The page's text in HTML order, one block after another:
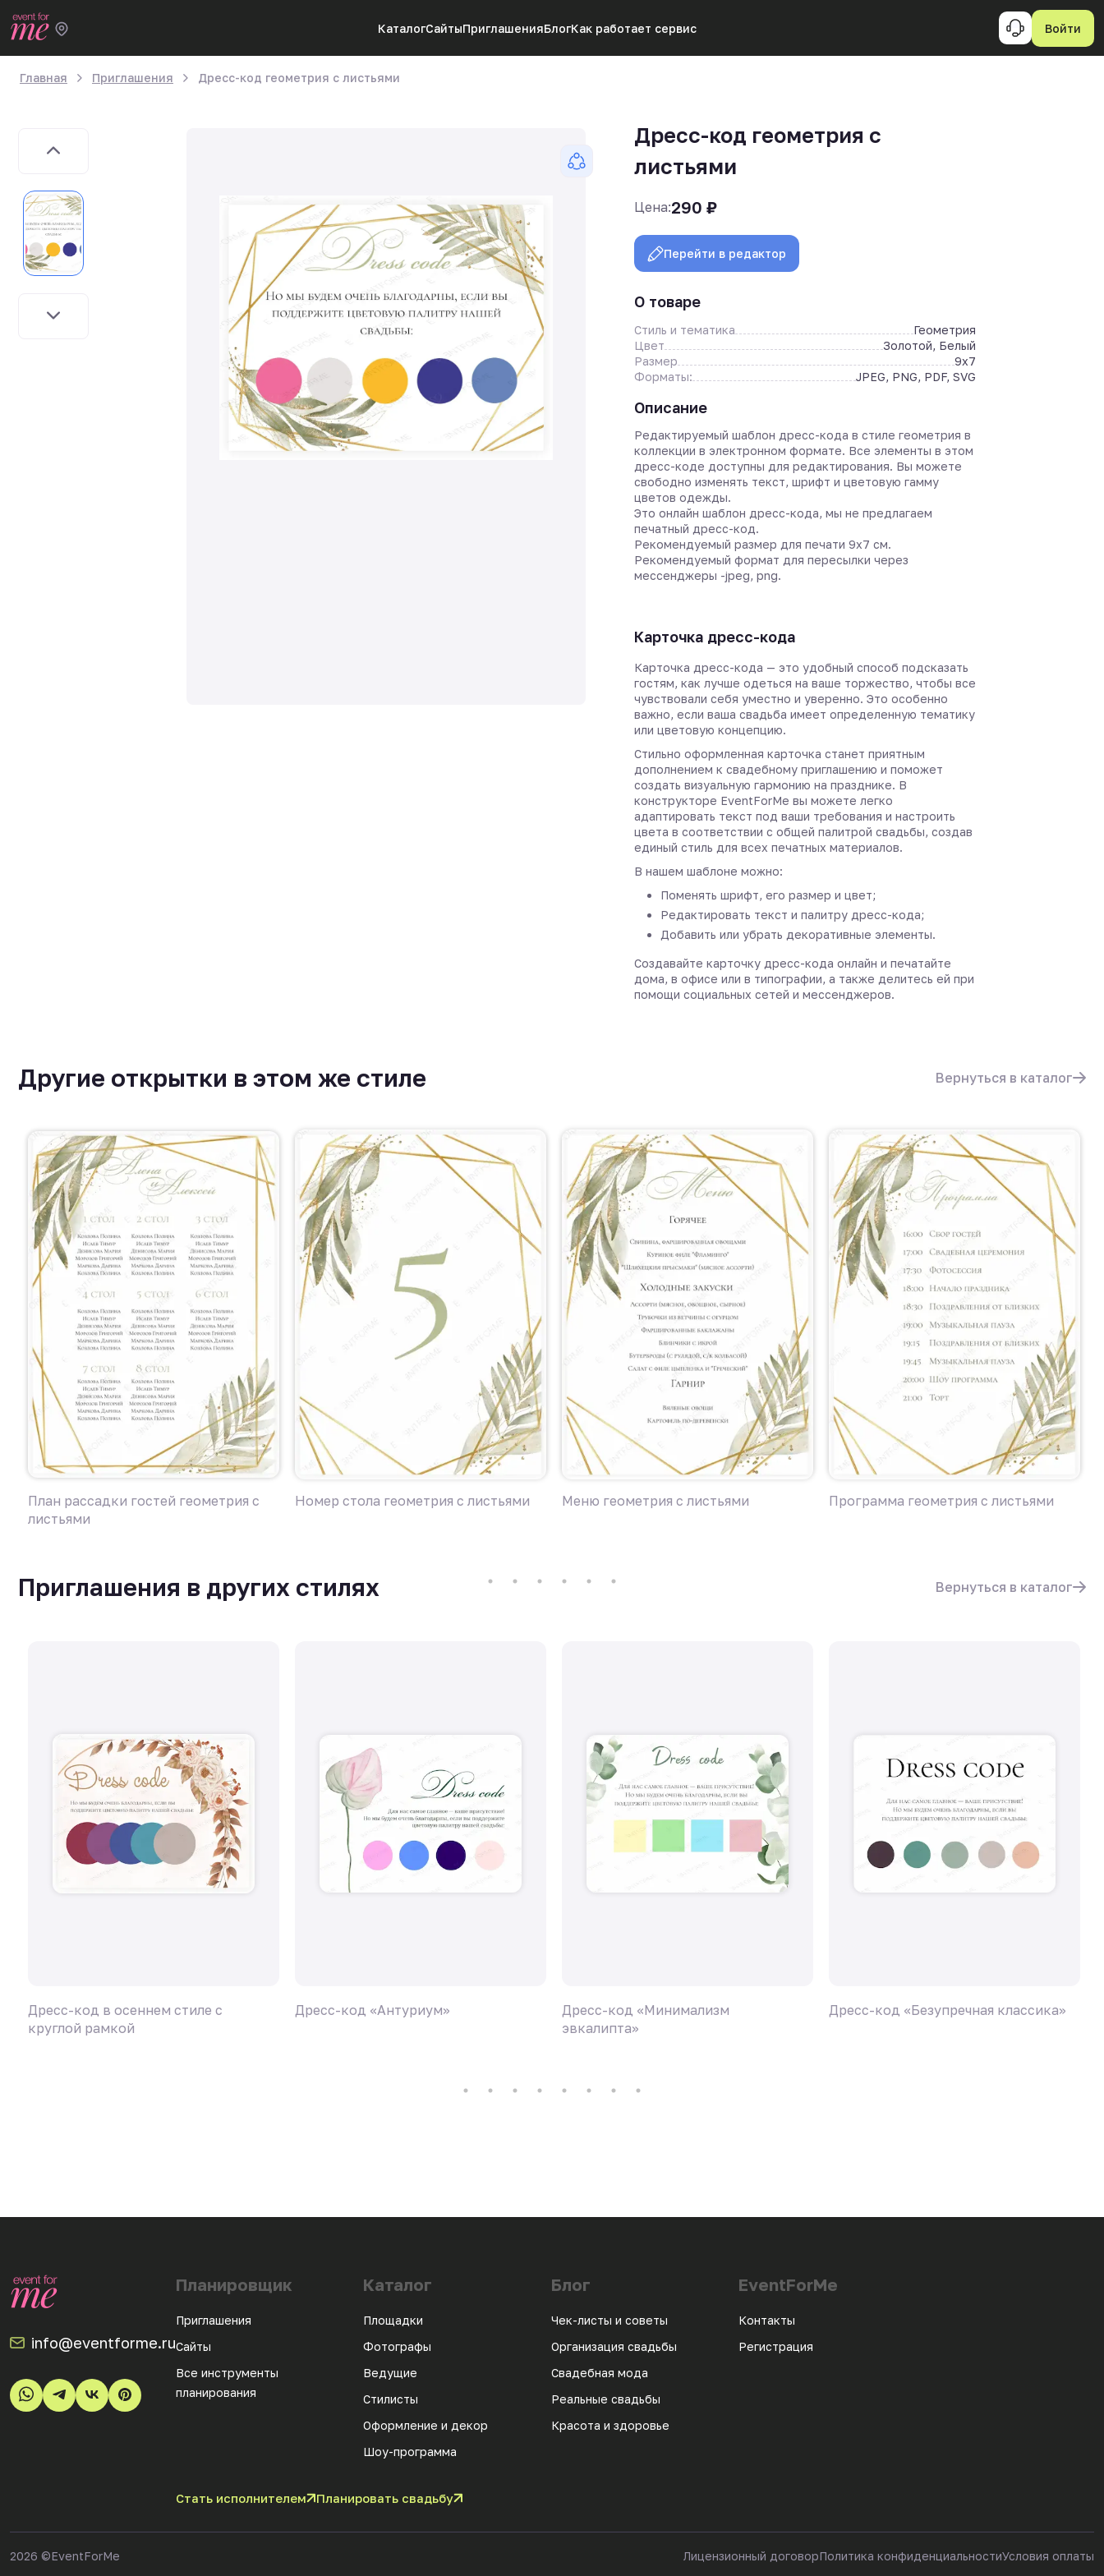
КаталогСайтыПриглашенияБлогКак работает сервис Войти
Главная Приглашения Дресс-код геометрия с листьями
Дресс-код геометрия с
листьями
Цена:290 ₽
Перейти в редактор
Описание
Редактируемый шаблон дресс-кода в стиле геометрия в
коллекции в электронном формате. Все элементы в этом
дресс-коде доступны для редактирования. Вы можете
свободно изменять текст, шрифт и цветовую гамму
цветов одежды.
Это онлайн шаблон дресс-кода, мы не предлагаем
печатный дресс-код.
Рекомендуемый размер для печати 9х7 см.
Рекомендуемый формат для пересылки через
мессенджеры -jpeg, png.
Карточка дресс-кода
Карточка дресс-кода — это удобный способ подсказать
гостям, как лучше одеться на ваше торжество, чтобы все
чувствовали себя уместно и уверенно. Это особенно
важно, если ваша свадьба имеет определенную тематику
или цветовую концепцию.
Стильно оформленная карточка станет приятным
дополнением к свадебному приглашению и поможет
создать визуальную гармонию на празднике. В
конструкторе EventForMe вы можете легко
адаптировать текст под ваши требования и настроить
цвета в соответствии с общей палитрой свадьбы, создав
единый стиль для всех печатных материалов.
В нашем шаблоне можно:
Поменять шрифт, его размер и цвет;
Редактировать текст и палитру дресс-кода;
Добавить или убрать декоративные элементы.
Создавайте карточку дресс-кода онлайн и печатайте
дома, в офисе или в типографии, а также делитесь ей при
помощи социальных сетей и мессенджеров.
О товаре
Стиль и тематика
Геометрия
Цвет
Золотой, Белый
Размер
9x7
Форматы:
JPEG, PNG, PDF, SVG
Другие открытки в этом же стиле Вернуться в каталог
План рассадки гостей геометрия с
листьями
Номер стола геометрия с листьями Меню геометрия с листьями Программа геометрия с листьями
Приглашения в других стилях Вернуться в каталог
Дресс-код в осеннем стиле с
круглой рамкой
Дресс-код «Антуриум»
Дресс-код «Минимализм
эвкалипта»
Дресс-код «Безупречная классика»
info@eventforme.ru
Планировщик
Приглашения
Сайты
Все инструменты
планирования
Каталог
Площадки
Фотографы
Ведущие
Стилисты
Оформление и декор
Шоу-программа
Блог
Чек-листы и советы
Организация свадьбы
Свадебная мода
Реальные свадьбы
Красота и здоровье
EventForMe
Контакты
Регистрация
Стать исполнителем Планировать свадьбу
2026 ©EventForMe Лицензионный договорПолитика конфиденциальностиУсловия оплаты